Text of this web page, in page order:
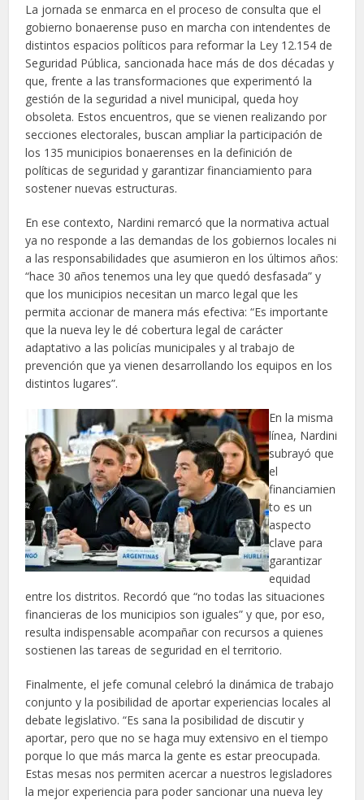
La jornada se enmarca en el proceso de consulta que el
gobierno bonaerense puso en marcha con intendentes de
distintos espacios políticos para reformar la Ley 12.154 de
Seguridad Pública, sancionada hace más de dos décadas y
que, frente a las transformaciones que experimentó la
gestión de la seguridad a nivel municipal, queda hoy
obsoleta. Estos encuentros, que se vienen realizando por
secciones electorales, buscan ampliar la participación de
los 135 municipios bonaerenses en la definición de
políticas de seguridad y garantizar financiamiento para
sostener nuevas estructuras.
En ese contexto, Nardini remarcó que la normativa actual
ya no responde a las demandas de los gobiernos locales ni
a las responsabilidades que asumieron en los últimos años:
“hace 30 años tenemos una ley que quedó desfasada” y
que los municipios necesitan un marco legal que les
permita accionar de manera más efectiva: “Es importante
que la nueva ley le dé cobertura legal de carácter
adaptativo a las policías municipales y al trabajo de
prevención que ya vienen desarrollando los equipos en los
distintos lugares”.
En la misma
línea, Nardini
subrayó que
el
financiamien
to es un
aspecto
clave para
garantizar
equidad
entre los distritos. Recordó que “no todas las situaciones
financieras de los municipios son iguales” y que, por eso,
resulta indispensable acompañar con recursos a quienes
sostienen las tareas de seguridad en el territorio.
Finalmente, el jefe comunal celebró la dinámica de trabajo
conjunto y la posibilidad de aportar experiencias locales al
debate legislativo. “Es sana la posibilidad de discutir y
aportar, pero que no se haga muy extensivo en el tiempo
porque lo que más marca la gente es estar preocupada.
Estas mesas nos permiten acercar a nuestros legisladores
la mejor experiencia para poder sancionar una nueva ley